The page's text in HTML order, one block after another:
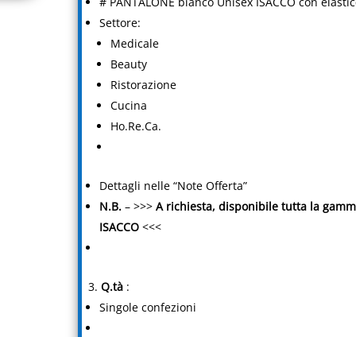
Settore:
Medicale
Beauty
Ristorazione
Cucina
Ho.Re.Ca.
Dettagli nelle “Note Offerta”
N.B.– >>> A richiesta, disponibile tutta la
ISACCO<<<
Q.tà:
Singole confezioni